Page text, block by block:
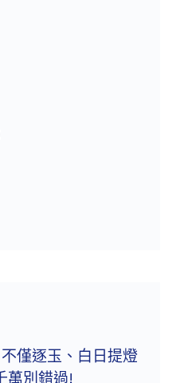
不僅逐玉、白日提燈
萬別錯過!